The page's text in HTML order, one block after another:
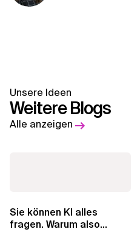
Unsere Ideen
Weitere Blogs
Alle anzeigen
Sie können KI alles
fragen. Warum also